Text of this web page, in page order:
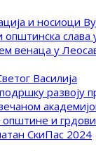
и носиоци
слава
венаца у
Василија
развоју
општине и
СкиПас 2024